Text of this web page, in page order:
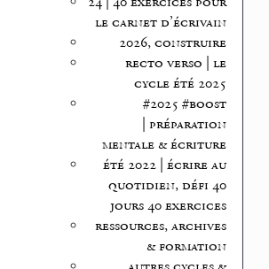
le carnet d’écrivain
2026, construire
recto verso | le
cycle été 2025
#2025 #boost
| préparation
mentale & écriture
été 2022 | écrire au
quotidien, défi 40
jours 40 exercices
ressources, archives
& formation